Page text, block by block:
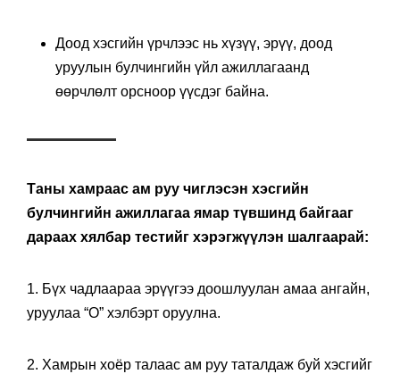
Доод хэсгийн үрчлээс нь хүзүү, эрүү, доод
уруулын булчингийн үйл ажиллагаанд
өөрчлөлт орсноор үүсдэг байна.
Таны хамраас ам руу чиглэсэн хэсгийн
булчингийн ажиллагаа ямар түвшинд байгааг
дараах хялбар тестийг хэрэгжүүлэн шалгаарай:
1. Бүх чадлаараа эрүүгээ доошлуулан амаа ангайн,
уруулаа “О” хэлбэрт оруулна.
2. Хамрын хоёр талаас ам руу таталдаж буй хэсгийг